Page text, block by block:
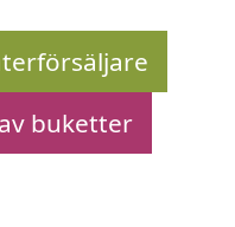
buketter